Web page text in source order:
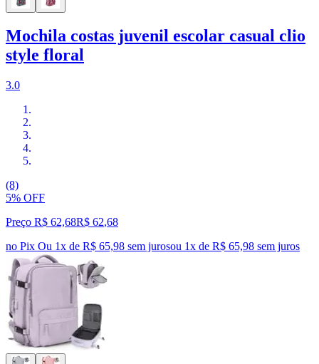
Mochila costas juvenil escolar casual clio
style floral
3.0
(8)
5% OFF
Preço R$ 62,68R$ 62,68
no Pix Ou 1x de R$ 65,98 sem jurosou 1x de R$ 65,98 sem juros